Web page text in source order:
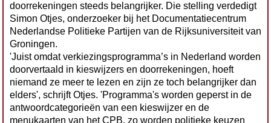
doorrekeningen steeds belangrijker. Die stelling verdedigt
Simon Otjes, onderzoeker bij het Documentatiecentrum
Nederlandse Politieke Partijen van de Rijksuniversiteit van
Groningen.
'Juist omdat verkiezingsprogramma’s in Nederland worden
doorvertaald in kieswijzers en doorrekeningen, hoeft
niemand ze meer te lezen en zijn ze toch belangrijker dan
elders', schrijft Otjes. 'Programma's worden geperst in de
antwoordcategorieën van een kieswijzer en de
menukaarten van het CPB, zo worden politieke keuzen